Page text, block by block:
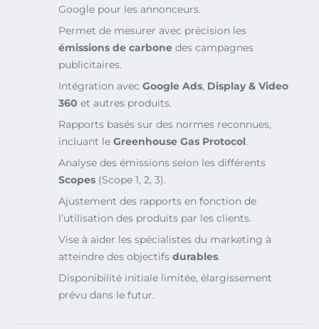
Google pour les annonceurs.
Permet de mesurer avec précision les
émissions de carbone des campagnes
publicitaires.
Intégration avec Google Ads, Display & Video
360 et autres produits.
Rapports basés sur des normes reconnues,
incluant le Greenhouse Gas Protocol.
Analyse des émissions selon les différents
Scopes (Scope 1, 2, 3).
Ajustement des rapports en fonction de
l’utilisation des produits par les clients.
Vise à aider les spécialistes du marketing à
atteindre des objectifs durables.
Disponibilité initiale limitée, élargissement
prévu dans le futur.